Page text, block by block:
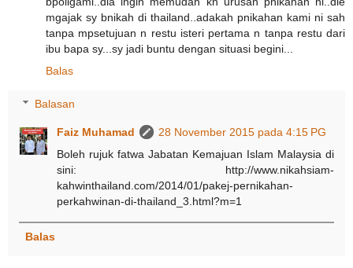
mgajak sy bnikah di thailand..adakah pnikahan kami ni sah
tanpa mpsetujuan n restu isteri pertama n tanpa restu dari
ibu bapa sy...sy jadi buntu dengan situasi begini...
Balas
Balasan
Faiz Muhamad
28 November 2015 pada 4:15 PG
Boleh rujuk fatwa Jabatan Kemajuan Islam Malaysia di
sini: http://www.nikahsiam-
kahwinthailand.com/2014/01/pakej-pernikahan-
perkahwinan-di-thailand_3.html?m=1
Balas